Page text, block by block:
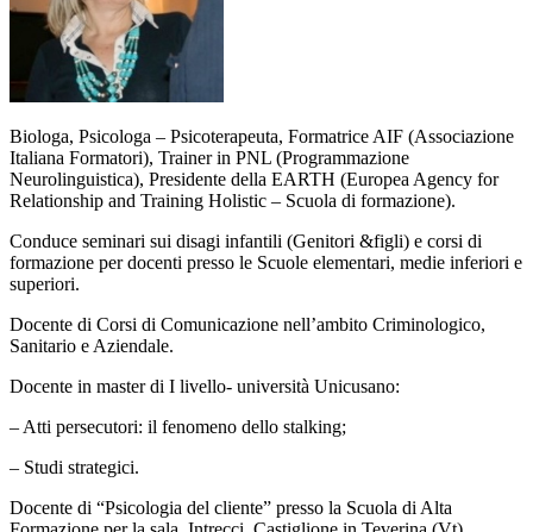
Biologa, Psicologa – Psicoterapeuta, Formatrice AIF (Associazione
Italiana Formatori), Trainer in PNL (Programmazione
Neurolinguistica), Presidente della EARTH (Europea Agency for
Relationship and Training Holistic – Scuola di formazione).
Conduce seminari sui disagi infantili (Genitori &figli) e corsi di
formazione per docenti presso le Scuole elementari, medie inferiori e
superiori.
Docente di Corsi di Comunicazione nell’ambito Criminologico,
Sanitario e Aziendale.
Docente in master di I livello- università Unicusano:
– Atti persecutori: il fenomeno dello stalking;
– Studi strategici.
Docente di “Psicologia del cliente” presso la Scuola di Alta